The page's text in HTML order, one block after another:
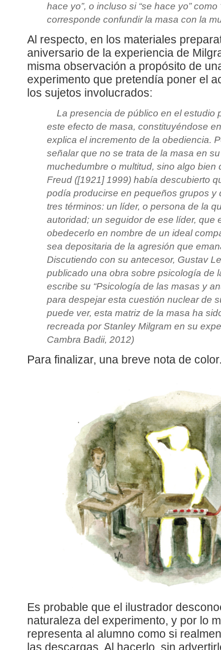
hace yo”, o incluso si “se hace yo” como
corresponde confundir la masa con la
Al respecto, en los materiales
aniversario de la experiencia de
misma observación a propósito de
experimento que pretendía poner el
los sujetos involucrados:
La presencia de público en el estudio
este efecto de masa, constituyéndose
explica el incremento de la obediencia.
señalar que no se trata de la masa en
muchedumbre o multitud, sino algo bien
Freud ([1921] 1999) había descubierto
podía producirse en pequeños grupos y
tres términos: un líder, o persona de la
autoridad; un seguidor de ese líder, que
obedecerlo en nombre de un ideal
sea depositaria de la agresión que
Discutiendo con su antecesor, Gustav
publicado una obra sobre psicología de
escribe su “Psicología de las masas y
para despejar esta cuestión nuclear de
puede ver, esta matriz de la masa ha
recreada por Stanley Milgram en su
Cambra Badii, 2012)
Para finalizar, una breve nota de
Es probable que el ilustrador
naturaleza del experimento, y por lo
representa al alumno como si
las descargas. Al hacerlo, sin